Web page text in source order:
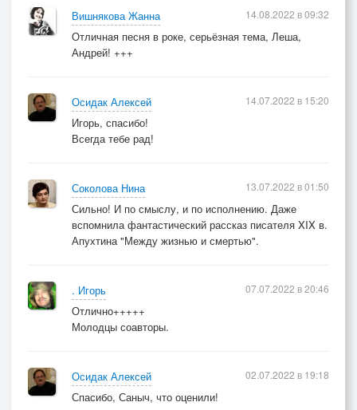
Вишнякова Жанна
Отличная песня в роке, серьёзная тема, Леша,
Андрей! +++
14.08.2022 в 09:32
Осидак Алексей
Игорь, спасибо!
Всегда тебе рад!
14.07.2022 в 15:20
Соколова Нина
Сильно! И по смыслу, и по исполнению. Даже
вспомнила фантастический рассказ писателя XIX в.
Апухтина "Между жизнью и смертью".
13.07.2022 в 01:50
. Игорь
Отлично+++++
Молодцы соавторы.
07.07.2022 в 20:46
Осидак Алексей
Спасибо, Саныч, что оценили!
02.07.2022 в 19:18